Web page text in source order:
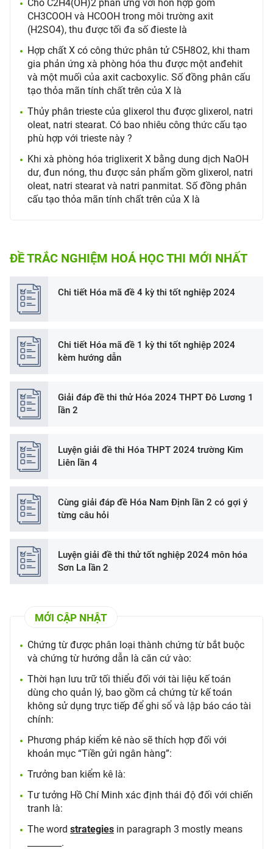
Cho C2H4(OH)2 phản ứng với hỗn hợp gồm
CH3COOH và HCOOH trong môi trường axit
(H2SO4), thu được tối đa số đieste là
Hợp chất X có công thức phân tử C5H8O2, khi tham
gia phản ứng xà phòng hóa thu được một anđehit
và một muối của axit cacboxylic. Số đồng phân cấu
tạo thỏa mãn tính chất trên của X là
Thủy phân trieste của glixerol thu được glixerol, natri
oleat, natri stearat. Có bao nhiêu công thức cấu tạo
phù hợp với trieste này ?
Khi xà phòng hóa triglixerit X bằng dung dịch NaOH
dư, đun nóng, thu được sản phẩm gồm glixerol, natri
oleat, natri stearat và natri panmitat. Số đồng phân
cấu tạo thỏa mãn tính chất trên của X là
ĐỀ TRẮC NGHIỆM HOÁ HỌC THI MỚI NHẤT
Chi tiết Hóa mã đề 4 kỳ thi tốt nghiệp 2024
Chi tiết Hóa mã đề 1 kỳ thi tốt nghiệp 2024
kèm hướng dẫn
Giải đáp đề thi thử Hóa 2024 THPT Đô Lương 1
lần 2
Luyện giải đề thi Hóa THPT 2024 trường Kim
Liên lần 4
Cùng giải đáp đề Hóa Nam Định lần 2 có gợi ý
từng câu hỏi
Luyện giải đề thi thử tốt nghiệp 2024 môn hóa
Sơn La lần 2
MỚI CẬP NHẬT
Chứng từ được phân loại thành chứng từ bắt buộc
và chứng từ hướng dẫn là căn cứ vào:
Thời hạn lưu trữ tối thiểu đối với tài liệu kế toán
dùng cho quản lý, bao gồm cả chứng từ kế toán
không sử dụng trực tiếp để ghi sổ và lập báo cáo tài
chính:
Phương pháp kiểm kê nào sẽ thích hợp đối với
khoản mục “Tiền gửi ngân hàng”:
Trưởng ban kiểm kê là:
Tư tưởng Hồ Chí Minh xác định thái độ đối với chiến
tranh là:
The word strategies in paragraph 3 mostly means
________.